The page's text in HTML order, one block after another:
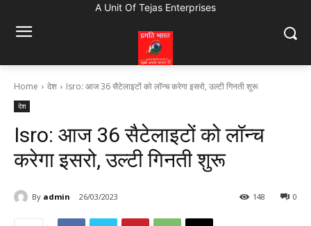
A Unit Of Tejas Enterprises
Home देश Isro: आज 36 सैटेलाइटों को लॉन्च करेगा इसरो, उल्टी गिनती शुरू
देश
Isro: आज 36 सैटेलाइटों को लॉन्च
करेगा इसरो, उल्टी गिनती शुरू
By admin 26/03/2023 0
148